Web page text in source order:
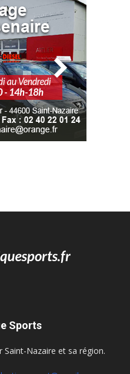
Sports
Nazaire et sa région.